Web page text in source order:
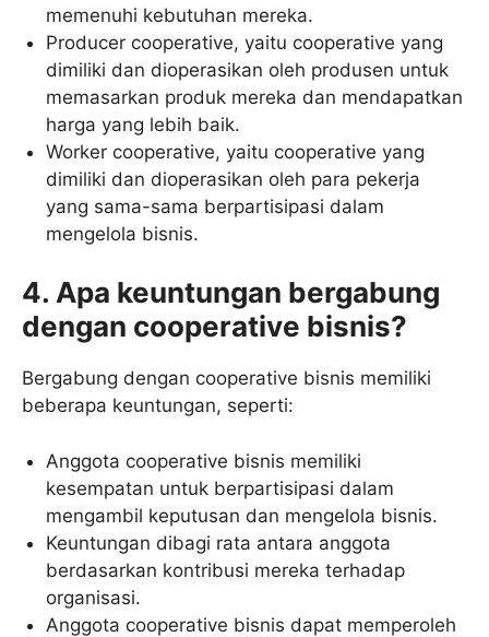
memenuhi kebutuhan mereka.
Producer cooperative, yaitu cooperative yang
dimiliki dan dioperasikan oleh produsen untuk
memasarkan produk mereka dan mendapatkan
harga yang lebih baik.
Worker cooperative, yaitu cooperative yang
dimiliki dan dioperasikan oleh para pekerja
yang sama-sama berpartisipasi dalam
mengelola bisnis.
4. Apa keuntungan bergabung
dengan cooperative bisnis?
Bergabung dengan cooperative bisnis memiliki
beberapa keuntungan, seperti:
Anggota cooperative bisnis memiliki
kesempatan untuk berpartisipasi dalam
mengambil keputusan dan mengelola bisnis.
Keuntungan dibagi rata antara anggota
berdasarkan kontribusi mereka terhadap
organisasi.
Anggota cooperative bisnis dapat memperoleh